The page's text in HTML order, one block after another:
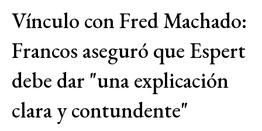
Vínculo con Fred Machado:
Francos aseguró que Espert
debe dar "una explicación
clara y contundente"